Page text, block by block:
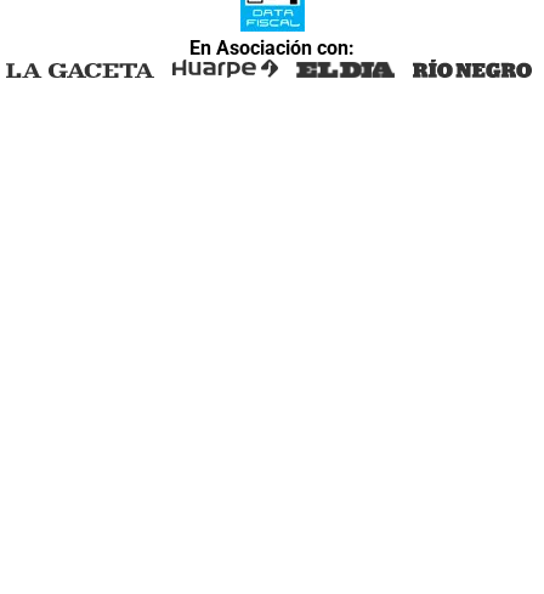
En Asociación con: